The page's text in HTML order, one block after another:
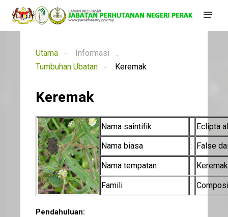
Utama
Informasi
Tumbuhan Ubatan
Keremak
Keremak
Nama saintifik : Eclipta
Nama biasa
: False
Nama tempatan : Keremak
Famili :
Pendahuluan: